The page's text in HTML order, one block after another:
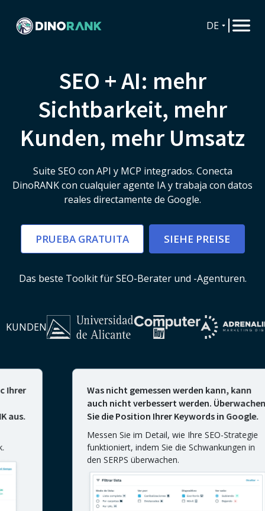
DE
SEO + AI: mehr
Sichtbarkeit, mehr
Kunden, mehr Umsatz
Suite SEO con API y MCP integrados. Conecta
DinoRANK con cualquier agente IA y trabaja con datos
reales directamente de Google.
PRUEBA GRATUITA SIEHE PREISE
Das beste Toolkit für SEO-Berater und -Agenturen.
KUNDEN
Was nicht gemessen werden kann, kann
auch nicht verbessert werden. Überwachen
Sie die Position Ihrer Keywords in Google.
Messen Sie im Detail, wie Ihre SEO-Strategie
funktioniert, indem Sie die Schwankungen in
den SERPS überwachen.